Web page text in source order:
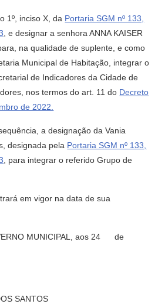
1º, inciso X, da Portaria SGM nº 133,
, e designar a senhora ANNA KAISER
na qualidade de suplente, e como
Municipal de Habitação, integrar o
de Indicadores da Cidade de
nos termos do art. 11 do Decreto
de 2022.
a designação da Vania
designada pela Portaria SGM nº 133,
, para integrar o referido Grupo de
em vigor na data de sua
MUNICIPAL, aos 24 de
SANTOS